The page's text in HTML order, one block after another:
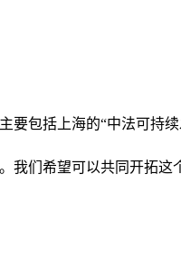
要包括上海的“中法可持
我们希望可以共同开拓这